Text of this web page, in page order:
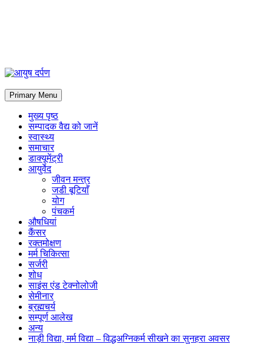
Primary Menu
मुख्य पृष्ठ
सम्पादक वैद्य को जानें
स्वास्थ्य
समाचार
डाक्यूमेंट्री
आयुर्वेद
जीवन मन्त्र
जडी बूटियाँ
योग
पंचकर्म
औषधियां
कैंसर
रक्तमोक्षण
मर्म चिकित्सा
सर्जरी
शोध
साइंस एंड टेक्नोलोजी
सेमीनार
ब्रह्मचर्य
सम्पूर्ण आलेख
अन्य
नाड़ी विद्या, मर्म विद्या – विद्धअग्निकर्म सीखने का सुनहरा अवसर